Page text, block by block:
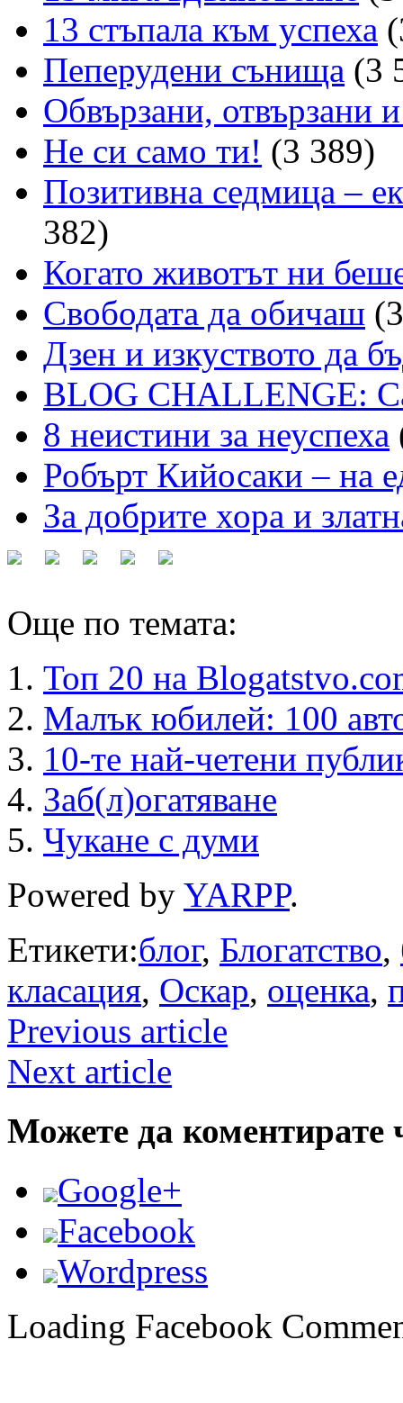
13 стъпала към успеха
Пеперудени сънища (3
Обвързани, отвързани
Не си само ти! (3 389)
Позитивна седмица –
382)
Когато животът ни
Свободата да обичаш
Дзен и изкуството да
BLOG CHALLENGE:
8 неистини за неуспеха
Робърт Кийосаки – на
За добрите хора и
Още по темата:
Топ 20 на
Малък юбилей: 100
10-те най-четени
Заб(л)огатяване
Чукане с думи
Powered by YARPP.
Етикети:блог, Блогатство,
класация, Оскар, оценка,
Previous article
Next article
Можете да коментирате
Google+
Facebook
Wordpress
Loading Facebook